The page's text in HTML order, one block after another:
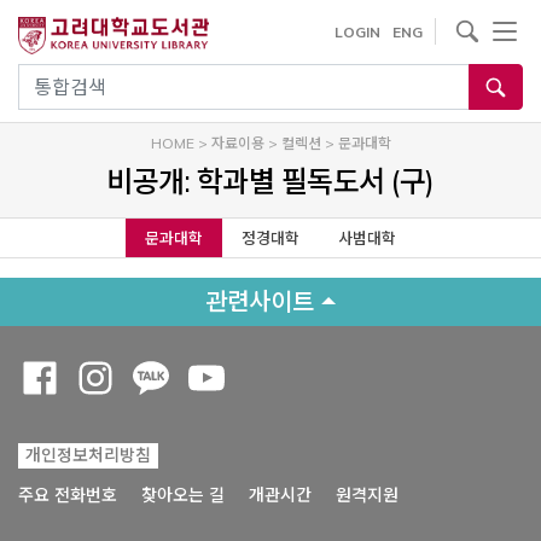
건
기
통합검색
LOGIN ENG
사이트내 검색
HOME> 자료이용> 컬렉션 > 문과대학
비공개: 학과별 필독도서 (구)
문과대학 정경대학 사범대학
관련사이트
개인정보처리방침
주요 전화번호
찾아오는 길 개관시간 원격지원
Opens a new window
Opens a new window
Opens a new window